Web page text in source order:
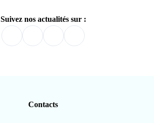
Suivez nos actualités sur :
Contacts